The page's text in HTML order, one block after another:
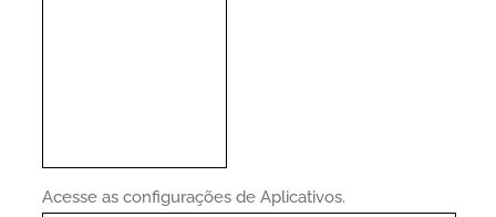
Acesse as configurações de Aplicativos.